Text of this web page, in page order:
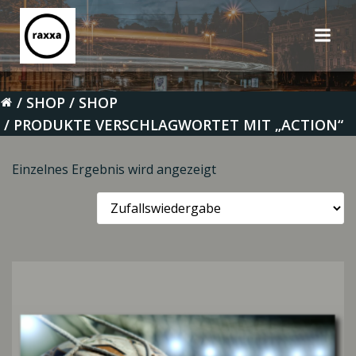
Zum
Inhalt
springen
SHOP
SHOP
PRODUKTE VERSCHLAGWORTET MIT „ACTION“
Einzelnes Ergebnis wird angezeigt